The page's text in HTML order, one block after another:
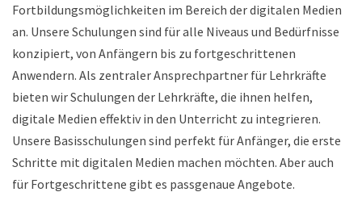
Fortbildungsmöglichkeiten im Bereich der digitalen Medien
an. Unsere Schulungen sind für alle Niveaus und Bedürfnisse
konzipiert, von Anfängern bis zu fortgeschrittenen
Anwendern. Als zentraler Ansprechpartner für Lehrkräfte
bieten wir Schulungen der Lehrkräfte, die ihnen helfen,
digitale Medien effektiv in den Unterricht zu integrieren.
Unsere Basisschulungen sind perfekt für Anfänger, die erste
Schritte mit digitalen Medien machen möchten. Aber auch
für Fortgeschrittene gibt es passgenaue Angebote.